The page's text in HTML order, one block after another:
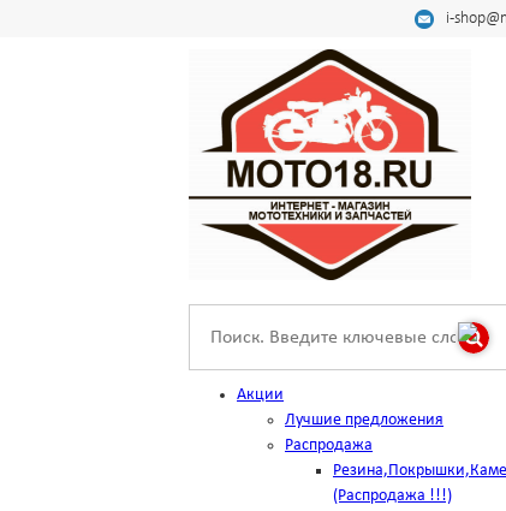
i-
Акции
Лучшие предложения
Распродажа
(Распродажа !!!)